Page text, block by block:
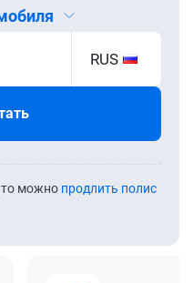
RUS
то можно продлить полис